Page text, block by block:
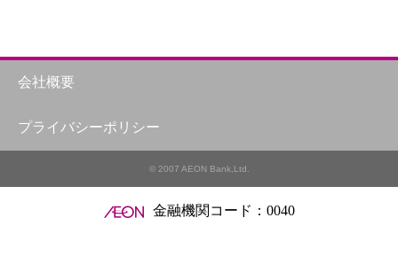
会社概要
プライバシーポリシー
© 2007 AEON Bank,Ltd.
金融機関コード：0040